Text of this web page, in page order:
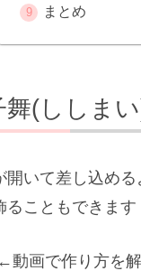
まとめ
舞(ししま
開いて差し込め
ることもできます
←動画で作り方を